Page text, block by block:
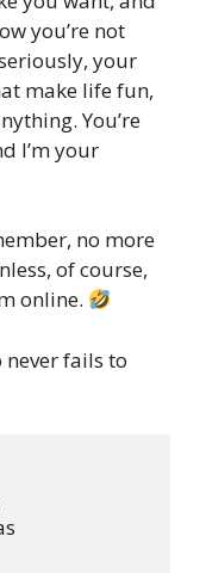
you’re not
your
make life fun,
You’re
I’m your
no more
of course,
online.
fails to